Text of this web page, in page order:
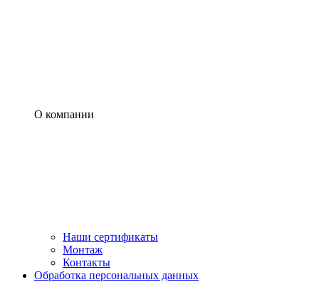
О компании
Наши сертификаты
Монтаж
Контакты
Обработка персональных данных